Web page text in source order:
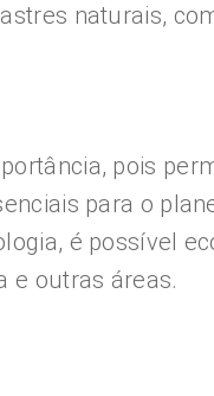
naturais,
pois
para o
é possível
e outras áreas.